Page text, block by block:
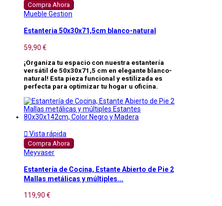
Compra Ahora
Mueble Gestion
Estanteria 50x30x71,5cm blanco-natural
59,90 €
¡Organiza tu espacio con nuestra estantería
versátil de 50x30x71,5 cm en elegante blanco-
natural! Esta pieza funcional y estilizada es
perfecta para optimizar tu hogar u oficina.
 Vista rápida
Compra Ahora
Meyvaser
Estantería de Cocina, Estante Abierto de Pie 2
Mallas metálicas y múltiples...
119,90 €